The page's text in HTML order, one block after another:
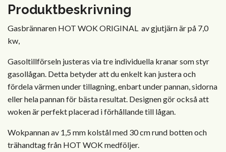
Produktbeskrivning
Gasbrännaren HOT WOK ORIGINAL av gjutjärn är på 7,0
kw,
Gasoltillförseln justeras via tre individuella kranar som styr
gasollågan. Detta betyder att du enkelt kan justera och
fördela värmen under tillagning, enbart under pannan, sidorna
eller hela pannan för bästa resultat. Designen gör också att
woken är perfekt placerad i förhållande till lågan.
Wokpannan av 1,5 mm kolstål med 30 cm rund botten och
trähandtag från HOT WOK medföljer.